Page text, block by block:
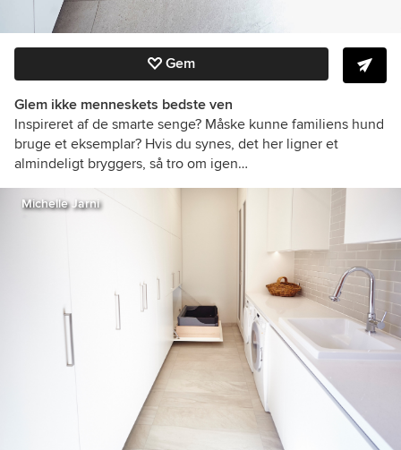
Gem
Glem ikke menneskets bedste ven
Inspireret af de smarte senge? Måske kunne familiens hund
bruge et eksemplar? Hvis du synes, det her ligner et
almindeligt bryggers, så tro om igen…
Michelle Jarni